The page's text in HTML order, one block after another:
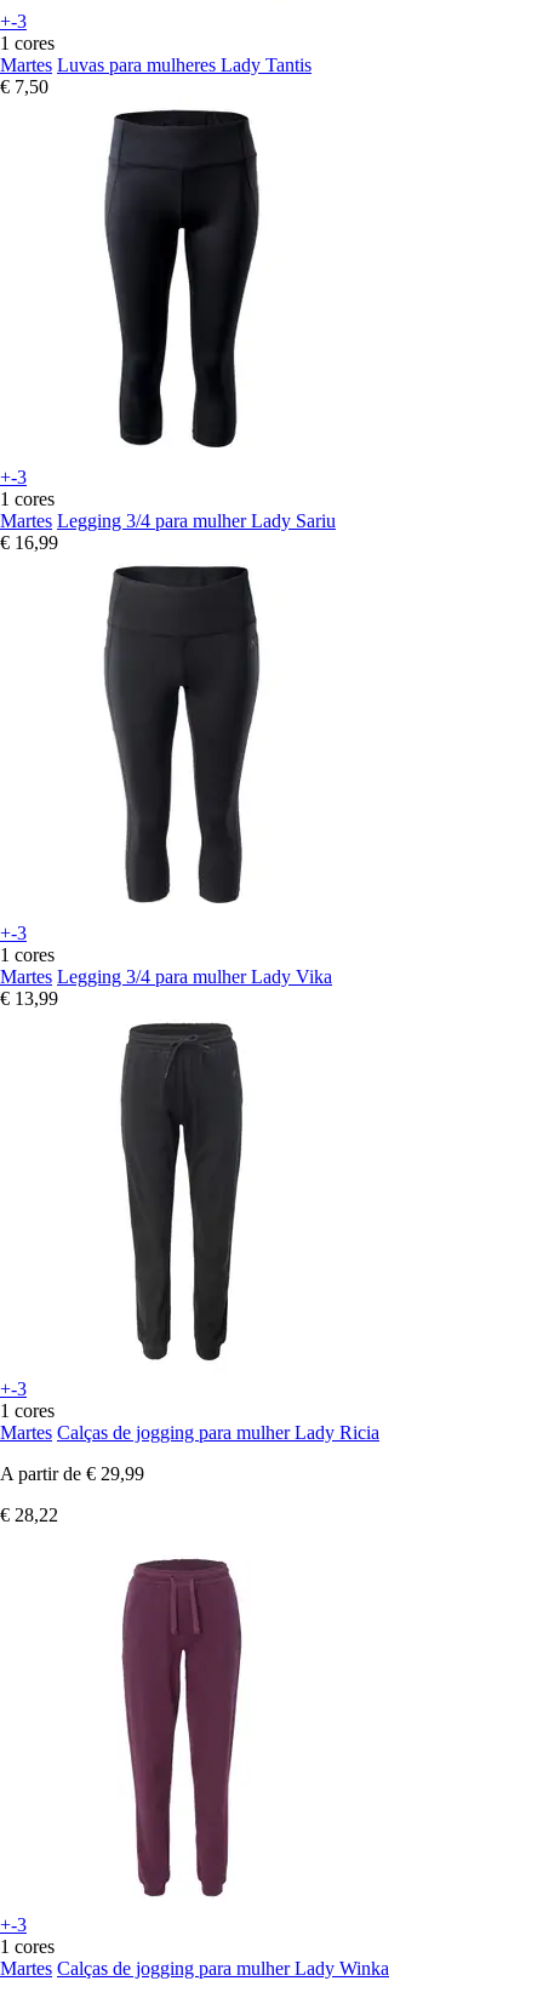
+-3
1 cores
Martes Luvas para mulheres Lady Tantis
€ 7,50
+-3
1 cores
Martes Legging 3/4 para mulher Lady Sariu
€ 16,99
+-3
1 cores
Martes Legging 3/4 para mulher Lady Vika
€ 13,99
+-3
1 cores
Martes Calças de jogging para mulher Lady Ricia
A partir de € 29,99
€ 28,22
+-3
1 cores
Martes Calças de jogging para mulher Lady Winka